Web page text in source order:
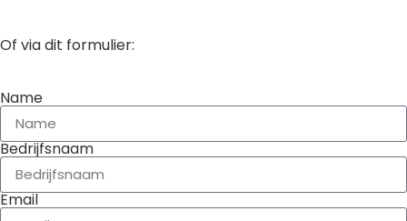
Of via dit formulier:
Name
Bedrijfsnaam
Email